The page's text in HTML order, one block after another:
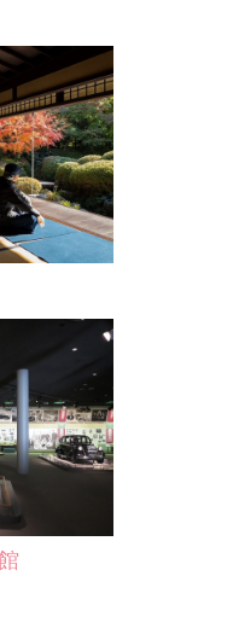
にえい）瓦工
鬼栄（しもお
…